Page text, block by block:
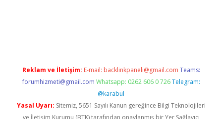
Reklam ve İletişim: E-mail: backlinkpaneli@gmail.com Teams:
forumhizmeti@gmail.com Whatsapp: 0262 606 0 726 Telegram:
@karabul
Yasal Uyarı: Sitemiz, 5651 Sayılı Kanun gereğince Bilgi Teknolojileri
ve İletişim Kurumu (BTK) tarafından onaylanmış bir Yer Sağlayıcı